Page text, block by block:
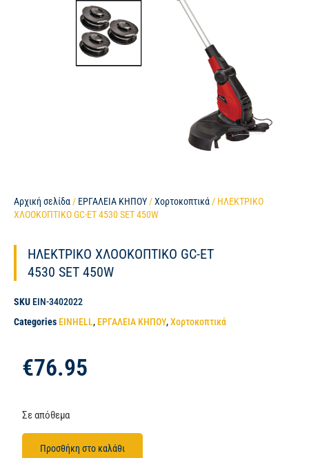
Αρχική σελίδα / ΕΡΓΑΛΕΙΑ ΚΗΠΟΥ /Χορτοκοπτικά / ΗΛΕΚΤΡΙΚΟ
ΧΛΟΟΚΟΠΤΙΚΟ GC-ET 4530 SET 450W
ΗΛΕΚΤΡΙΚΟ ΧΛΟΟΚΟΠΤΙΚΟ GC-ET
4530 SET 450W
SKU EIN-3402022
Categories EINHELL, ΕΡΓΑΛΕΙΑ ΚΗΠΟΥ,Χορτοκοπτικά
€76.95
Σε απόθεμα
Προσθήκη στο καλάθι